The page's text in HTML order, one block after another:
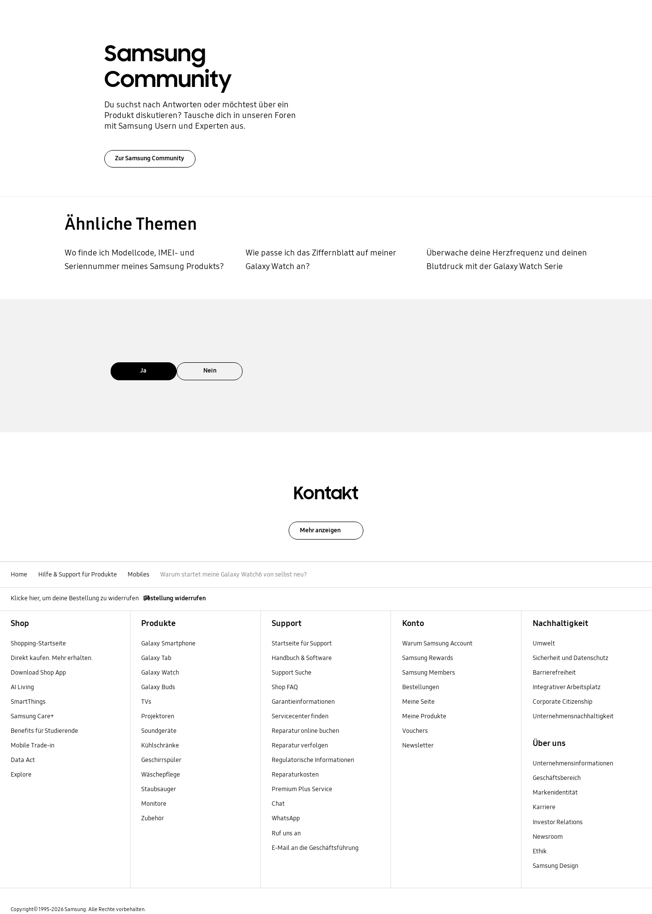
Samsung
Community
Du suchst nach Antworten oder möchtest über ein
Produkt diskutieren? Tausche dich in unseren Foren
mit Samsung Usern und Experten aus.
Zur Samsung Community
Ähnliche Themen
Wo finde ich Modellcode, IMEI- und
Seriennummer meines Samsung Produkts?
Wie passe ich das Ziffernblatt auf meiner
Galaxy Watch an?
Überwache deine Herzfrequenz und deinen
Blutdruck mit der Galaxy Watch Serie
Ja Nein
Kontakt
Mehr anzeigen
Home Hilfe & Support für Produkte Mobiles Warum startet meine Galaxy Watch6 von selbst neu?
Klicke hier, um deine Bestellung zu widerrufen Bestellung widerrufen
Shop
Shopping-Startseite
Direkt kaufen. Mehr erhalten.
Download Shop App
AI Living
SmartThings
Samsung Care+
Benefits für Studierende
Mobile Trade-in
Data Act
Explore
Produkte
Galaxy Smartphone
Galaxy Tab
Galaxy Watch
Galaxy Buds
TVs
Projektoren
Soundgeräte
Kühlschränke
Geschirrspüler
Wäschepflege
Staubsauger
Monitore
Zubehör
Support
Startseite für Support
Handbuch & Software
Support Suche
Shop FAQ
Garantieinformationen
Servicecenter finden
Reparatur online buchen
Reparatur verfolgen
Regulatorische Informationen
Reparaturkosten
Premium Plus Service
Chat
WhatsApp
Ruf uns an
E-Mail an die Geschäftsführung
Konto
Warum Samsung Account
Samsung Rewards
Samsung Members
Bestellungen
Meine Seite
Meine Produkte
Vouchers
Newsletter
Nachhaltigkeit
Umwelt
Sicherheit und Datenschutz
Barrierefreiheit
Integrativer Arbeitsplatz
Corporate Citizenship
Unternehmensnachhaltigkeit
Über uns
Unternehmensinformationen
Geschäftsbereich
Markenidentität
Karriere
Investor Relations
Newsroom
Ethik
Samsung Design
Copyright© 1995-2026 Samsung. Alle Rechte vorbehalten.